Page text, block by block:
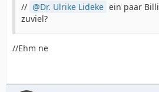
//
Dr. Ulrike Lideke ein paar
zuviel?
//Ehm ne